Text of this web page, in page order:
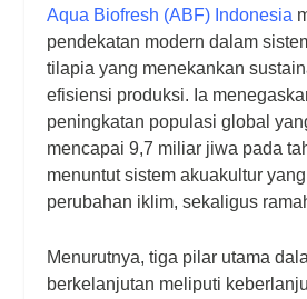
Aqua Biofresh (ABF) Indonesia
pendekatan modern dalam
tilapia yang menekankan
efisiensi produksi. Ia
peningkatan populasi global
mencapai 9,7 miliar jiwa pada
menuntut sistem akuakultur
perubahan iklim, sekaligus
Menurutnya, tiga pilar utama
berkelanjutan meliputi